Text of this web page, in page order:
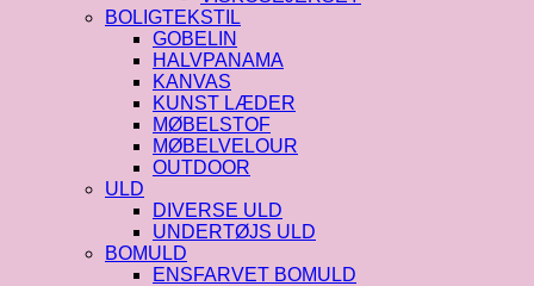
BOLIGTEKSTIL
GOBELIN
HALVPANAMA
KANVAS
KUNST LÆDER
MØBELSTOF
MØBELVELOUR
OUTDOOR
ULD
DIVERSE ULD
UNDERTØJS ULD
BOMULD
ENSFARVET BOMULD